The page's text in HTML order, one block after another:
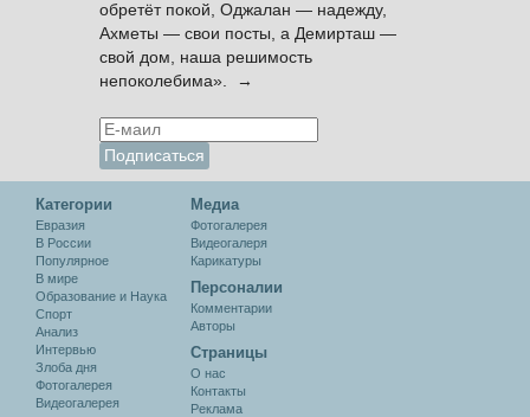
обретёт покой, Оджалан — надежду,
Ахметы — свои посты, а Демирташ —
свой дом, наша решимость
непоколебима». →
Категории
Евразия
В России
Популярное
В мире
Образование и Наука
Спорт
Анализ
Интервью
Злоба дня
Фотогалерея
Видеогалерея
Медиа
Фотогалерея
Видеогалеря
Карикатуры
Персоналии
Комментарии
Авторы
Cтраницы
О нас
Контакты
Реклама